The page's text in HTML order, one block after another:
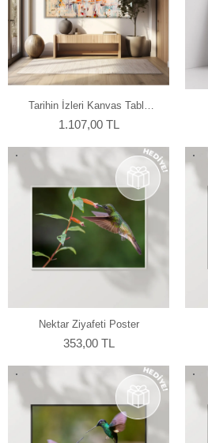
Tarihin İzleri Kanvas Tablo
90x60 cm
1.107,00 TL
Nektar Ziyafeti Poster
353,00 TL